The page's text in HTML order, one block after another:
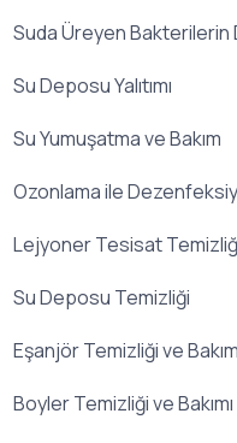
Suda Üreyen
Su Deposu Yalıtımı
Su Yumuşatma ve Bakım
Ozonlama ile
Lejyoner Tesisat
Su Deposu Temizliği
Eşanjör Temizliği ve
Boyler Temizliği ve Bakımı